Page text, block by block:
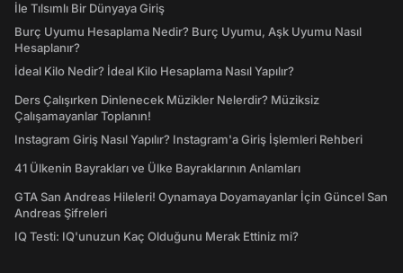
İle Tılsımlı Bir Dünyaya Giriş
Burç Uyumu Hesaplama Nedir? Burç Uyumu, Aşk Uyumu Nasıl
Hesaplanır?
İdeal Kilo Nedir? İdeal Kilo Hesaplama Nasıl Yapılır?
Ders Çalışırken Dinlenecek Müzikler Nelerdir? Müziksiz
Çalışamayanlar Toplanın!
Instagram Giriş Nasıl Yapılır? Instagram'a Giriş İşlemleri Rehberi
41 Ülkenin Bayrakları ve Ülke Bayraklarının Anlamları
GTA San Andreas Hileleri! Oynamaya Doyamayanlar İçin Güncel San
Andreas Şifreleri
IQ Testi: IQ'unuzun Kaç Olduğunu Merak Ettiniz mi?